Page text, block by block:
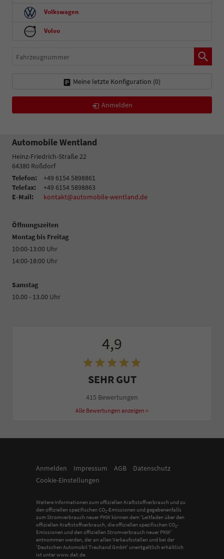
Volkswagen
Volvo
Fahrzeugnummer
Meine letzte Konfiguration (0)
Anmelden
Automobile Wentland
Heinz-Friedrich-Straße 22
64380 Roßdorf
Telefon:
+49 6154 5898861
Telefax:
+49 6154 5898863
E-Mail:
kontakt@automobile-wentland.de
Öffnungszeiten
Montag bis Freitag
10:00-13:00 Uhr
14:00-18:00 Uhr
Samstag
10.00 - 13.00 Uhr
4,9
SEHR GUT
415 Bewertungen
Alle Bewertungen anzeigen >
Anmelden Impressum AGB
Datenschutz
Cookie-Einstellungen
Weitere Informationen zum offiziellen Kraftstoffverbrauch und zu
den offiziellen spezifischen CO2-Emissionen und gegebenenfalls
zum Stromverbrauch neuer PKW können dem 'Leitfaden über den
offiziellen Kraftstoffverbrauch, die offiziellen spezifischen CO2-
Emissionen und den offiziellen Stromverbrauch neuer PKW'
entnommen werden, der an allen Verkaufsstellen und bei der
'Deutschen Automobil Treuhand GmbH' unentgeltlich erhältlich
ist unter www.dat.de.